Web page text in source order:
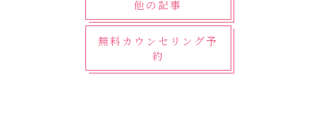
他の記事
無料カウンセリング予
約